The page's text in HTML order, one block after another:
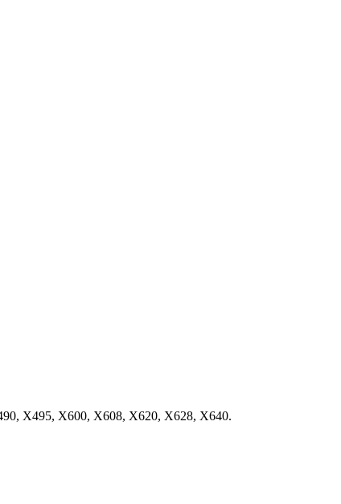
X495, X600, X608, X620, X628, X640.